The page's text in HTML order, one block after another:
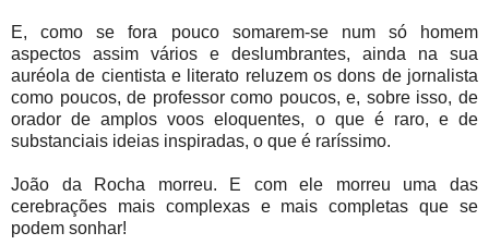
E, como se fora pouco somarem-se num só homem
aspectos assim vários e deslumbrantes, ainda na sua
auréola de cientista e literato reluzem os dons de jornalista
como poucos, de professor como poucos, e, sobre isso, de
orador de amplos voos eloquentes, o que é raro, e de
substanciais ideias inspiradas, o que é raríssimo.
João da Rocha morreu. E com ele morreu uma das
cerebrações mais complexas e mais completas que se
podem sonhar!